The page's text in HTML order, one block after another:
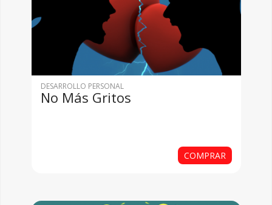
DESARROLLO PERSONAL
No Más Gritos
COMPRAR